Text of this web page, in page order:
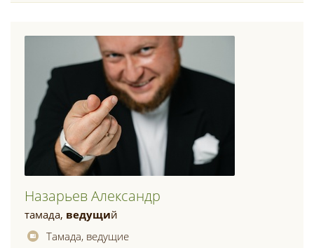
Назарьев Александр
тамада, ведущий
Тамада, ведущие